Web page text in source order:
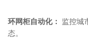
环网柜自动化：
监控城
态。